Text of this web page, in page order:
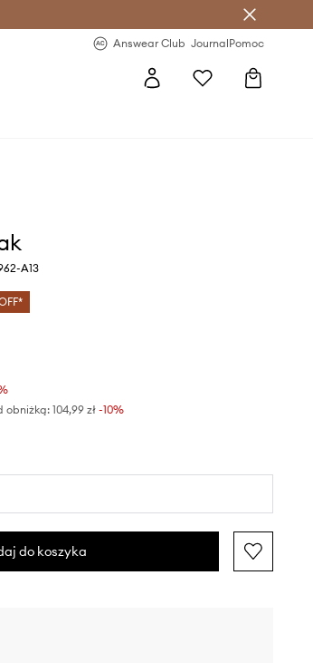
Answear Club JournalPomoc
A13
obniżką: 104,99 zł -10%
do koszyka